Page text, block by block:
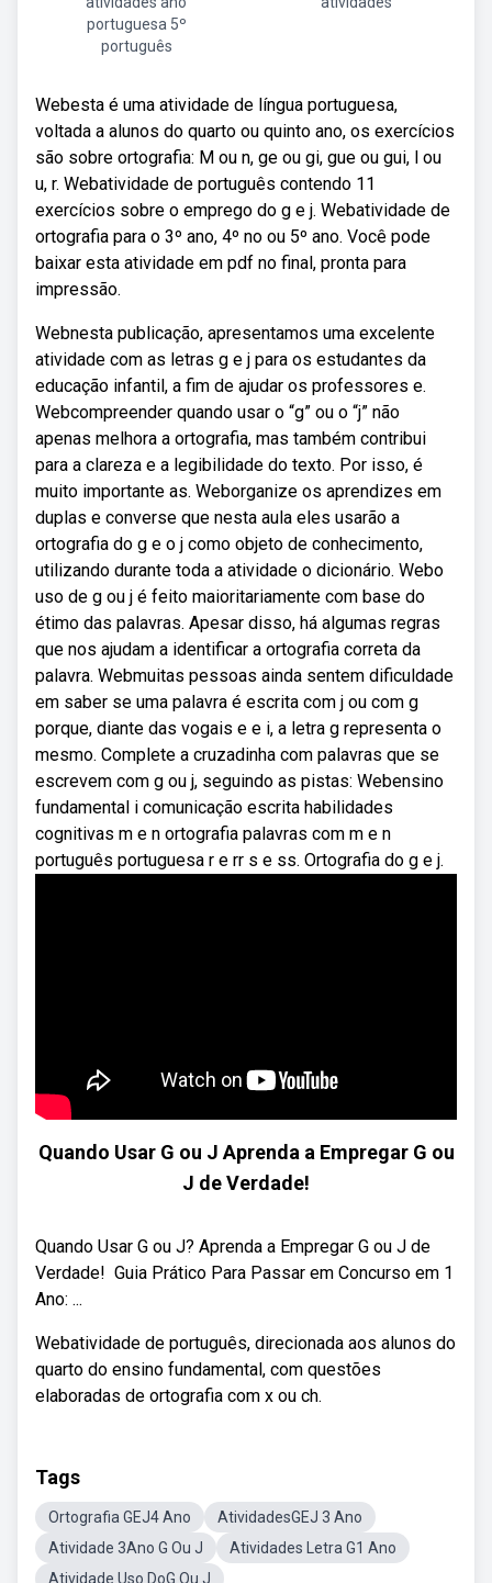
portuguesa 5º
português
Webesta é uma atividade de língua portuguesa,
voltada a alunos do quarto ou quinto ano, os exercícios
são sobre ortografia: M ou n, ge ou gi, gue ou gui, l ou
u, r. Webatividade de português contendo 11
exercícios sobre o emprego do g e j. Webatividade de
ortografia para o 3º ano, 4º no ou 5º ano. Você pode
baixar esta atividade em pdf no final, pronta para
impressão.
Webnesta publicação, apresentamos uma excelente
atividade com as letras g e j para os estudantes da
educação infantil, a fim de ajudar os professores e.
Webcompreender quando usar o “g” ou o “j” não
apenas melhora a ortografia, mas também contribui
para a clareza e a legibilidade do texto. Por isso, é
muito importante as. Weborganize os aprendizes em
duplas e converse que nesta aula eles usarão a
ortografia do g e o j como objeto de conhecimento,
utilizando durante toda a atividade o dicionário. Webo
uso de g ou j é feito maioritariamente com base do
étimo das palavras. Apesar disso, há algumas regras
que nos ajudam a identificar a ortografia correta da
palavra. Webmuitas pessoas ainda sentem dificuldade
em saber se uma palavra é escrita com j ou com g
porque, diante das vogais e e i, a letra g representa o
mesmo. Complete a cruzadinha com palavras que se
escrevem com g ou j, seguindo as pistas: Webensino
fundamental i comunicação escrita habilidades
cognitivas m e n ortografia palavras com m e n
português portuguesa r e rr s e ss. Ortografia do g e j.
Quando Usar G ou J Aprenda a Empregar G ou
J de Verdade!
Quando Usar G ou J? Aprenda a Empregar G ou J de
Verdade! ‍ Guia Prático Para Passar em Concurso em 1
Ano: ...
Webatividade de português, direcionada aos alunos do
quarto do ensino fundamental, com questões
elaboradas de ortografia com x ou ch.
Tags
Ortografia GEJ4 Ano
AtividadesGEJ 3 Ano
Atividade 3Ano G Ou J
Atividades Letra G1 Ano
Atividade Uso DoG Ou J